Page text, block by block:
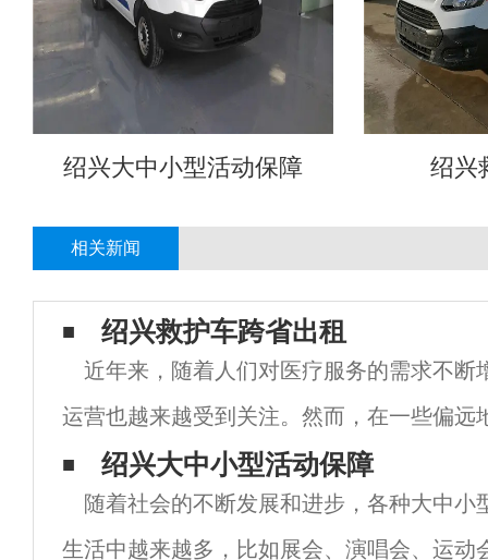
绍兴大中小型活动保障 绍兴
相关新闻
绍兴救护车跨省出租
近年来，随着人们对医疗服务的需求不断
运营也越来越受到关注。然而，在一些偏远
车数量不足，或者救护车设备不够先进，导
得到救助。为了解决这一问题，一些救护车
绍兴大中小型活动保障
随着社会的不断发展和进步，各种大中小
生活中越来越多，比如展会、演唱会、运动